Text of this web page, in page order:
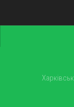
Про екзархат